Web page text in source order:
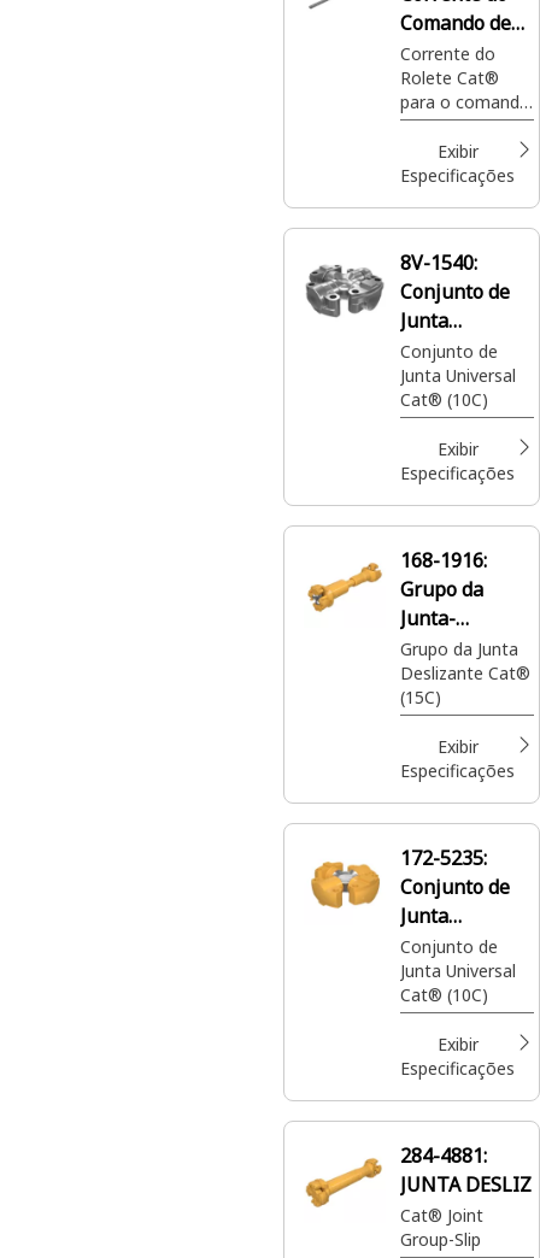
Comando de
25 Elos do
Rolete 200
Corrente do
Rolete Cat®
para o comando
em tandem que
conecta vários
eixos ou rodas
potência do
rodas acionadas
Exibir
Especificações
8V-1540:
Conjunto de
Junta
Universal
Conjunto de
Junta Universal
Cat® (10C)
Exibir
Especificações
168-1916:
Grupo da
Junta-
Deslizante
Grupo da Junta
Deslizante Cat®
(15C)
Exibir
Especificações
172-5235:
Conjunto de
Junta
Universal
Conjunto de
Junta Universal
Cat® (10C)
Exibir
Especificações
284-4881:
JUNTA DESLIZ
Cat® Joint
Group-Slip